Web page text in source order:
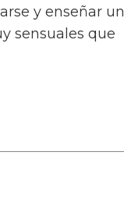
y enseñar un
sensuales que